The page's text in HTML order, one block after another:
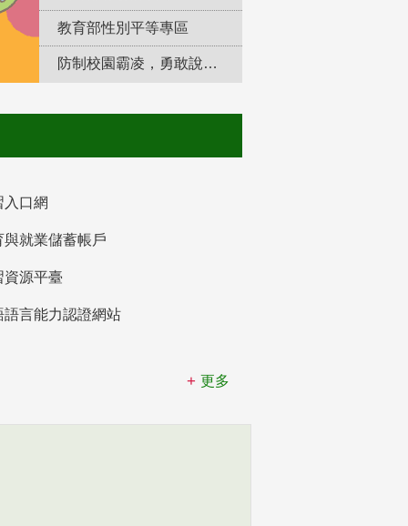
教育部性別平等專區
防制校園霸凌，勇敢說出來！
入口網
與就業儲蓄帳戶
資源平臺
語言能力認證網站
更多